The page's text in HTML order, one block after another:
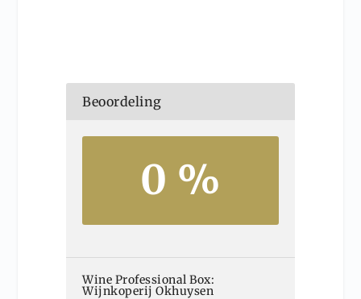
Beoordeling
0 %
Wine Professional Box:
Wijnkoperij Okhuysen